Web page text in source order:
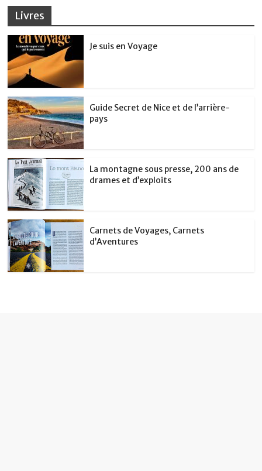
Livres
Je suis en Voyage
Guide Secret de Nice et de l’arrière-
pays
La montagne sous presse, 200 ans de
drames et d’exploits
Carnets de Voyages, Carnets
d’Aventures